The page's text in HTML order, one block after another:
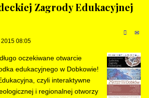
Zagrody Edukacyjnej
08:05
oczekiwane otwarcie
edukacyjnego w Dobkowie!
czyli interaktywne
i regionalnej otworzy